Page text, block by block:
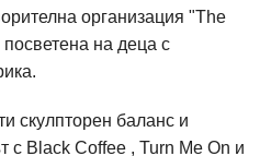
организация "The
на деца с
скулпторен баланс и
с Black Coffee , Turn Me On и